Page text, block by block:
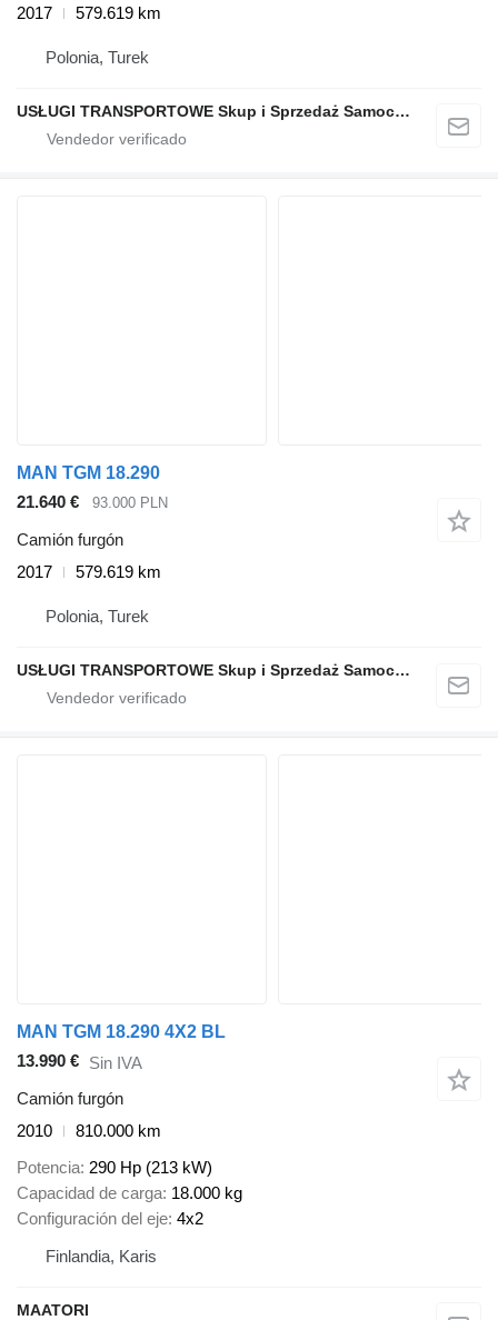
2017
579.619 km
Polonia, Turek
USŁUGI TRANSPORTOWE Skup i Sprzedaż Samochodów
MAN TGM 18.290
21.640 €
93.000 PLN
Camión furgón
2017
579.619 km
Polonia, Turek
USŁUGI TRANSPORTOWE Skup i Sprzedaż Samochodów
MAN TGM 18.290 4X2 BL
13.990 € Sin IVA
Camión furgón
2010
810.000 km
Potencia 290 Hp (213 kW)
Capacidad de carga 18.000 kg
Configuración del eje 4x2
Finlandia, Karis
MAATORI